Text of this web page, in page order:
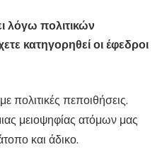
λόγω πολιτικών
κατηγορηθεί οι έφεδροι
πεποιθήσεις.
μειοψηφίας ατόμων μας
και άδικο.